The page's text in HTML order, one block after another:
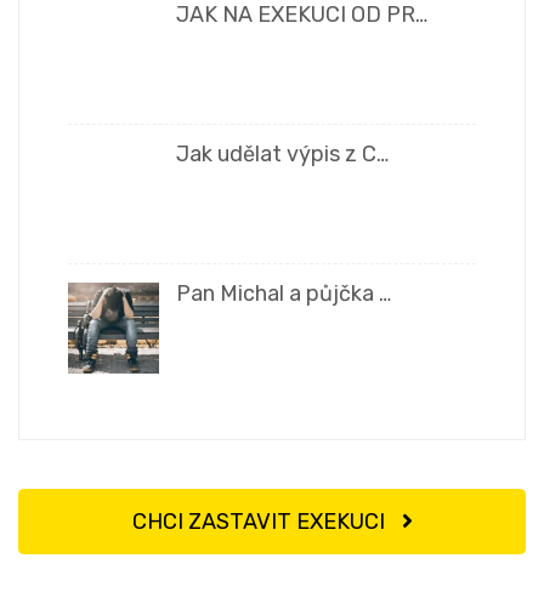
JAK NA EXEKUCI OD PR…
Jak udělat výpis z C…
Pan Michal a půjčka …
CHCI ZASTAVIT EXEKUCI